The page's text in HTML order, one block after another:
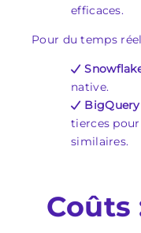
efficaces.
Pour du temps
native.
BigQuery
tierces
similaires.
Coûts